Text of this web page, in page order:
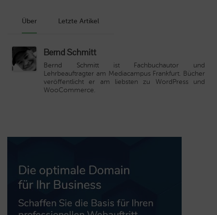
Über Letzte Artikel
Bernd Schmitt
Bernd Schmittist Fachbuchautor und
Lehrbeauftragter am Mediacampus Frankfurt. Bücher
veröffentlicht er am liebsten zu WordPress und
WooCommerce.